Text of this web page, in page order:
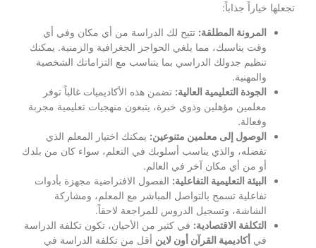
تجعلها خياراً جذاباً:
المرونة المطلقة: تتيح لك الدراسة من أي مكان وفي أي
وقت يناسبك، مما يلغي الحواجز الجغرافية والزمنية. يمكنك
تنظيم جدولك الدراسي بما يتناسب مع التزاماتك الشخصية
والمهنية.
الجودة التعليمية العالية: تضمن هذه الأكاديميات غالباً توفر
معلمين مؤهلين وذوي خبرة، يتبعون منهجيات تعليمية مجربة
وفعالة.
الوصول إلى معلمين متنوعين: يمكنك اختيار المعلم الذي
تفضله، والذي يناسب أسلوبك في التعلم، سواء كان من بلدك
أو من أي مكان آخر في العالم.
البيئة التعليمية التفاعلية: الفصول الافتراضية مجهزة بأدوات
تفاعلية تسمح بالتواصل المباشر مع المعلم، ومشاركة
الشاشة، وتسجيل الدروس للمراجعة لاحقاً.
التكلفة الاقتصادية: في كثير من الأحيان، تكون تكلفة الدراسة
في أكاديمية القرآن أون لاين أقل من تكلفة الدراسة في